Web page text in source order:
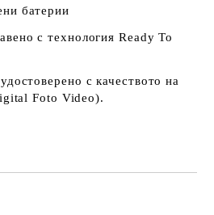
батерии
с технология Ready To
с качеството на
Foto Video).